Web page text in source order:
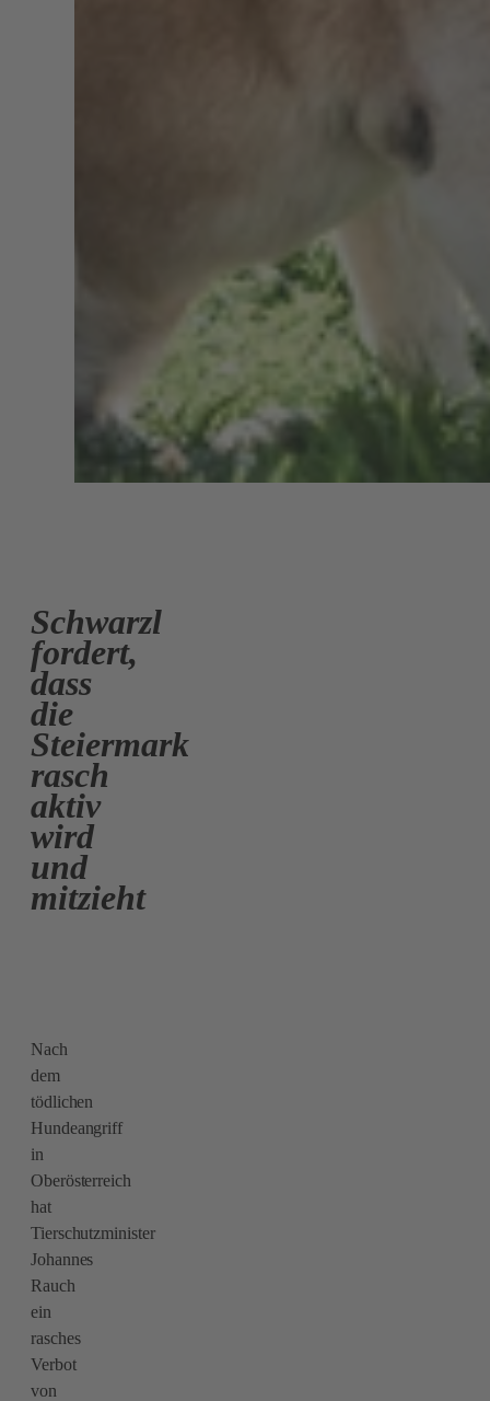
Schwarzl
fordert,
dass
die
Steiermark
rasch
aktiv
wird
und
mitzieht
Nach
dem
tödlichen
Hundeangriff
in
Oberösterreich
hat
Tierschutzminister
Johannes
Rauch
ein
rasches
Verbot
von